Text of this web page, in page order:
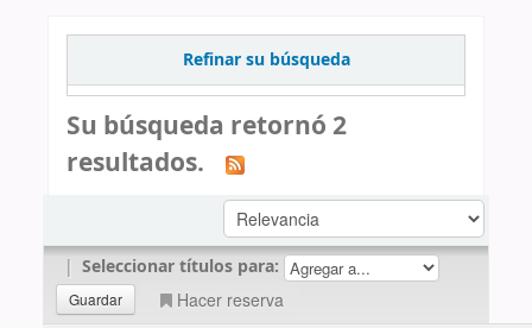
Refinar su búsqueda
Su búsqueda retornó 2
resultados.
| Seleccionar títulos para:
Hacer reserva